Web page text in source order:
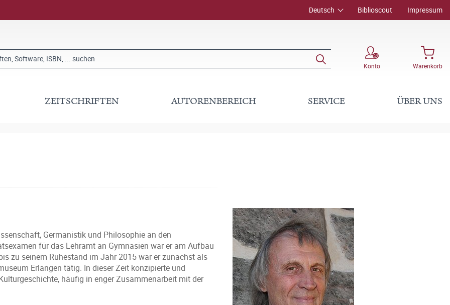
Deutsch Biblioscout Impressum
Konto Warenkorb
ZEITSCHRIFTEN AUTORENBEREICH SERVICE ÜBER UNS
Germanistik und Philosophie an den
für das Lehramt an Gymnasien war er am Aufbau
zu seinem Ruhestand im Jahr 2015 war er zunächst als
Erlangen tätig. In dieser Zeit konzipierte und
häufig in enger Zusammenarbeit mit der